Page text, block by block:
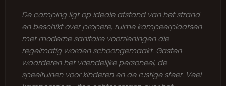
De camping ligt op ideale afstand van het strand
en beschikt over propere, ruime kampeerplaatsen
met moderne sanitaire voorzieningen die
regelmatig worden schoongemaakt. Gasten
waarderen het vriendelijke personeel, de
speeltuinen voor kinderen en de rustige sfeer. Veel